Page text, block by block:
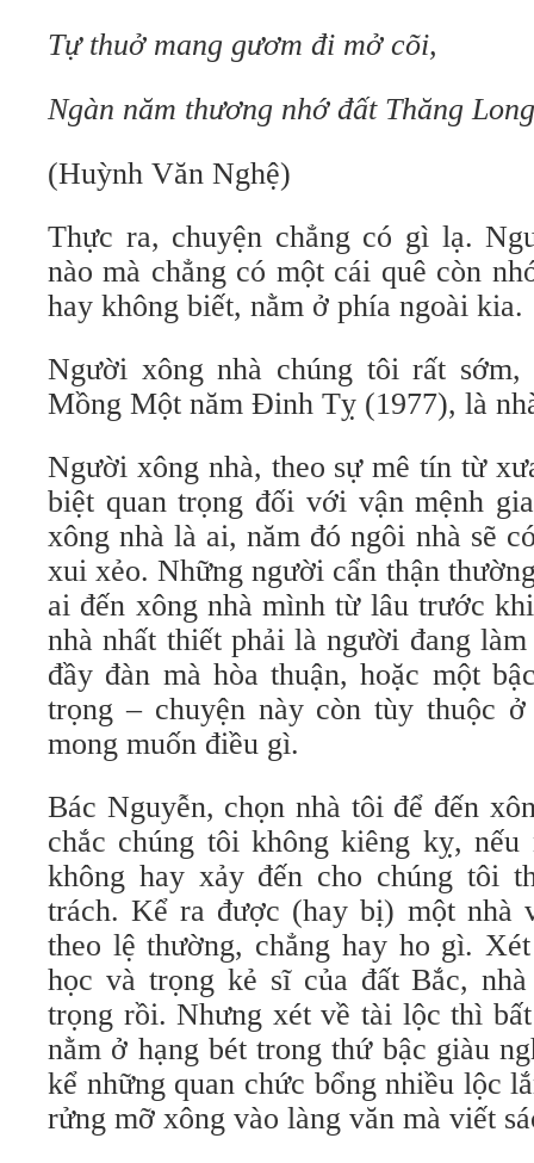
Tự thuở mang gươm đi mở cõi,
Ngàn năm thương nhớ đất Thăng
(Huỳnh Văn Nghệ)
Thực ra, chuyện chẳng có gì lạ.
nào mà chẳng có một cái quê còn
hay không biết, nằm ở phía ngoài kia.
Người xông nhà chúng tôi rất
Mồng Một năm Ðinh Tỵ (1977), là
Người xông nhà, theo sự mê tín từ
biệt quan trọng đối với vận mệnh
xông nhà là ai, năm đó ngôi nhà sẽ
xui xẻo. Những người cẩn thận
ai đến xông nhà mình từ lâu trước
nhà nhất thiết phải là người đang
đầy đàn mà hòa thuận, hoặc một
trọng – chuyện này còn tùy thuộc
mong muốn điều gì.
Bác Nguyễn, chọn nhà tôi để đến
chắc chúng tôi không kiêng kỵ,
không hay xảy đến cho chúng tôi
trách. Kể ra được (hay bị) một nhà
theo lệ thường, chẳng hay ho gì.
học và trọng kẻ sĩ của đất Bắc,
trọng rồi. Nhưng xét về tài lộc thì
nằm ở hạng bét trong thứ bậc giàu
kể những quan chức bổng nhiều lộc
rửng mỡ xông vào làng văn mà viết